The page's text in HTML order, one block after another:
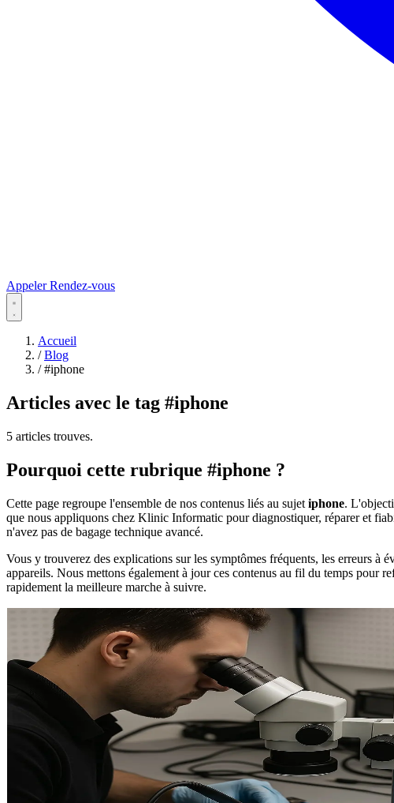
AppelerRendez-vous
Accueil
/ Blog
/ #iphone
Articles avec le tag #iphone
5 articles trouves.
Pourquoi cette rubrique #iphone ?
Cette page regroupe l'ensemble de nos contenus liés au sujet iphone.
que nous appliquons chez Klinic Informatic pour diagnostiquer, réparer et
n'avez pas de bagage technique avancé.
Vous y trouverez des explications sur les symptômes fréquents, les erreurs à
appareils. Nous mettons également à jour ces contenus au fil du temps pour
rapidement la meilleure marche à suivre.